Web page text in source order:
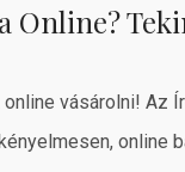
Online?
vásárolni! Az